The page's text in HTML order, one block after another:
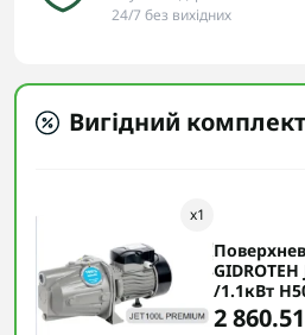
24/7 без вихідних
Вигідний комплект
x1
/1.1кВт
2